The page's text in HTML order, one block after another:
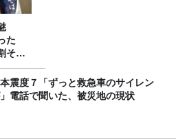
た
そ
10種
震度７「ずっと救急車のサイレン
電話で聞いた、被災地の現状